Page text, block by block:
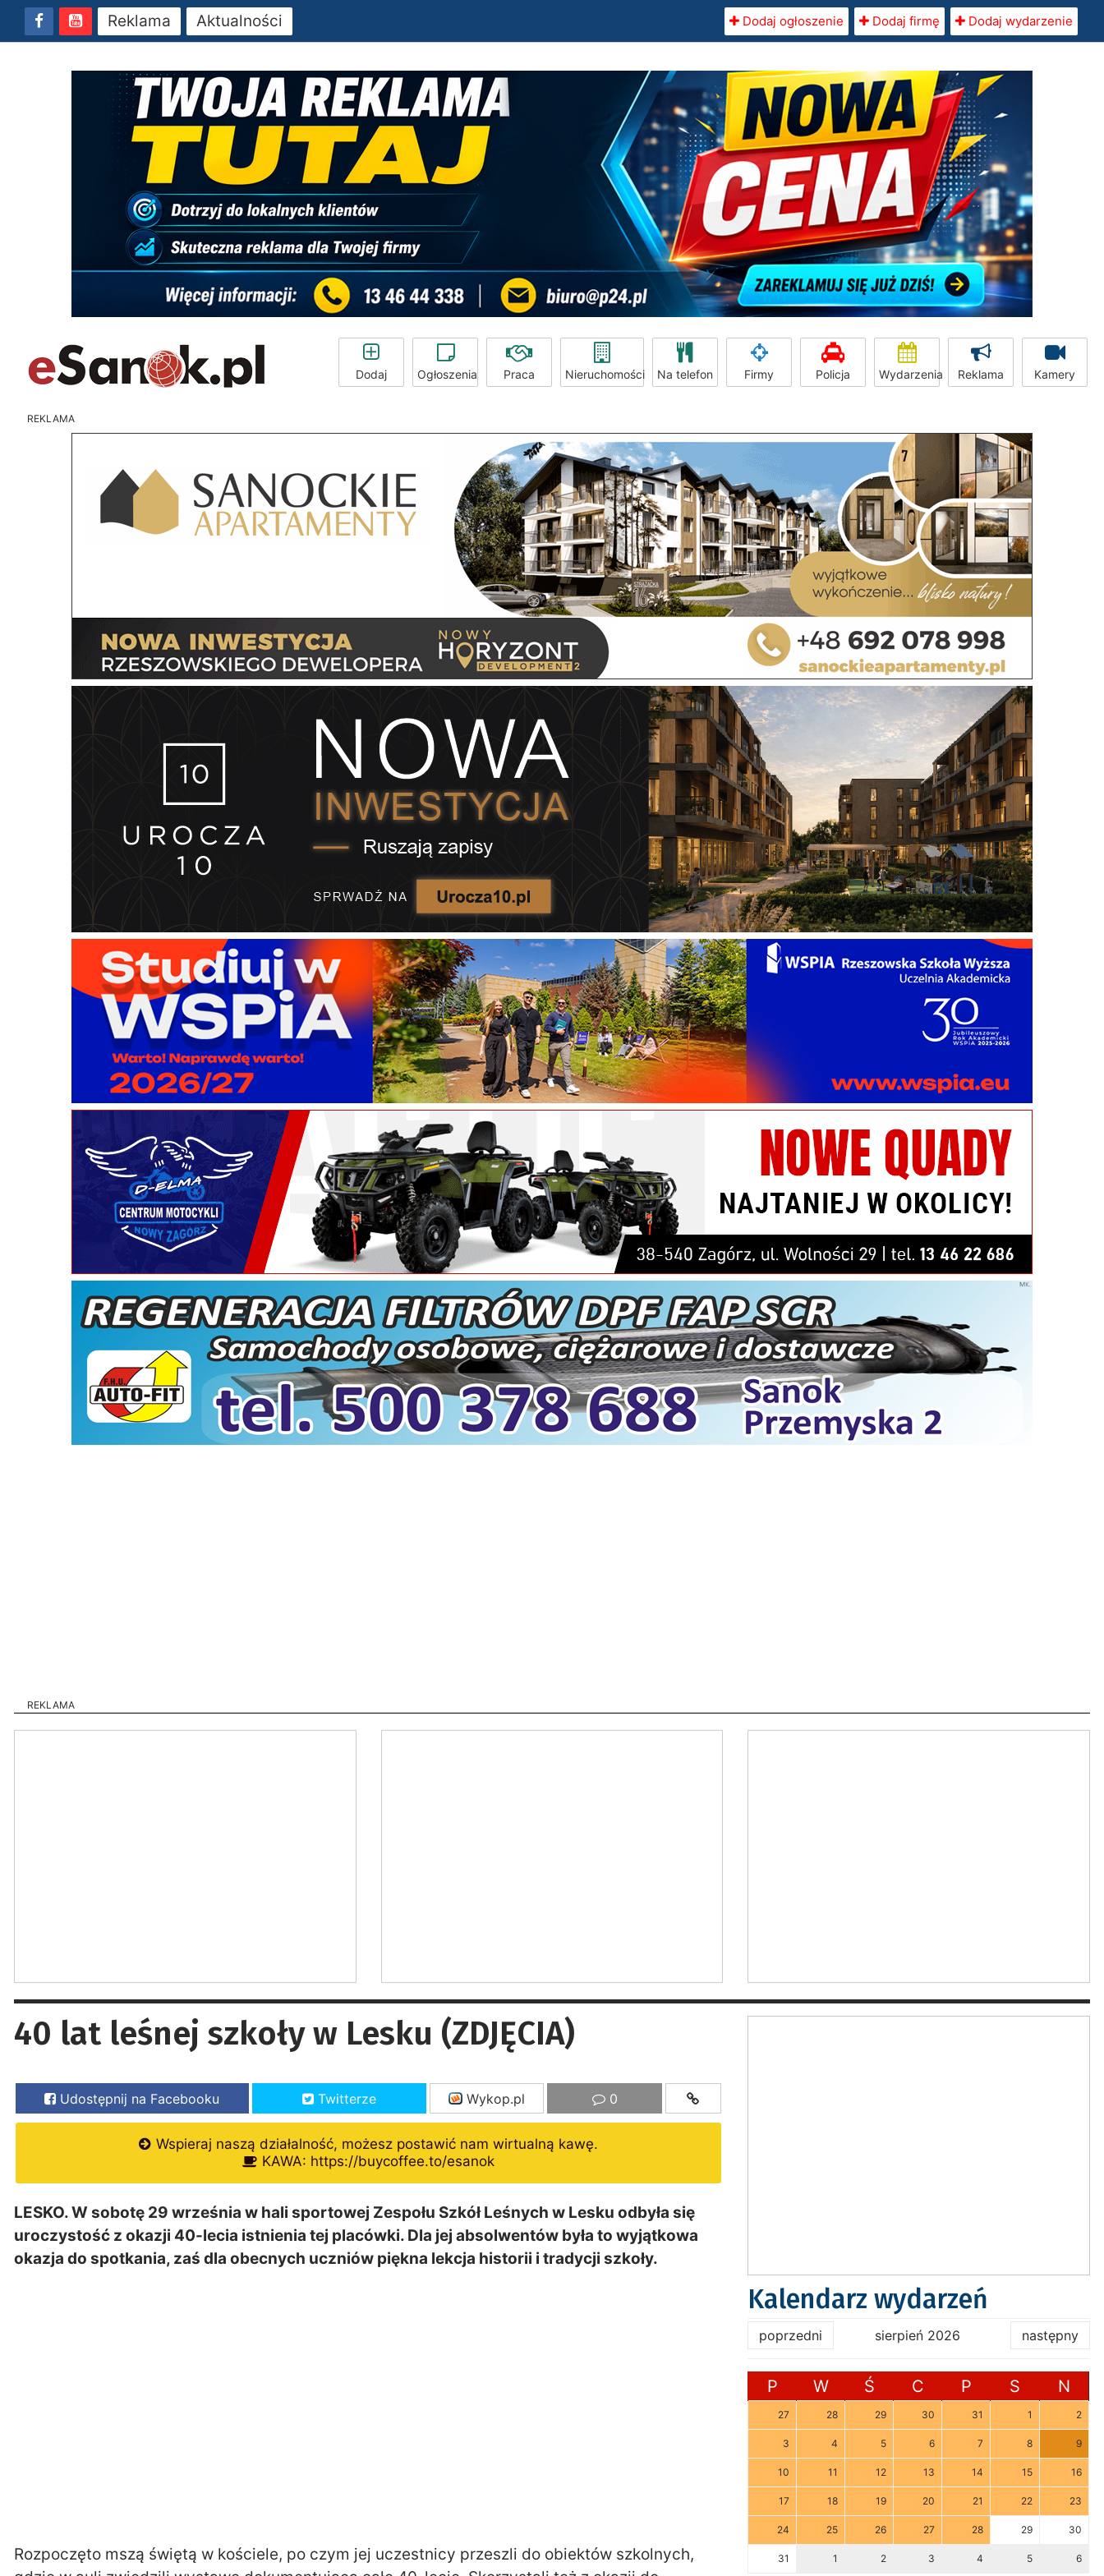
Reklama Aktualności Dodaj ogłoszenie Dodaj firmę Dodaj wydarzenie
Dodaj Ogłoszenia Praca Nieruchomości Na telefon Firmy Policja Wydarzenia Reklama Kamery
REKLAMA
REKLAMA
40 lat leśnej szkoły w Lesku (ZDJĘCIA)
Udostępnij na Facebooku Twitterze Wykop.pl 0
Wspieraj naszą działalność, możesz postawić nam wirtualną kawę.
KAWA: https://buycoffee.to/esanok
LESKO. W sobotę 29 września w hali sportowej Zespołu Szkół Leśnych w Lesku odbyła się
uroczystość z okazji 40-lecia istnienia tej placówki. Dla jej absolwentów była to wyjątkowa
okazja do spotkania, zaś dla obecnych uczniów piękna lekcja historii i tradycji szkoły.
Rozpoczęto mszą świętą w kościele, po czym jej uczestnicy przeszli do obiektów szkolnych,
Kalendarz wydarzeń
poprzedni sierpień 2026 następny
P W Ś C P S N
27 28 29 30 31 1 2
3 4 5 6 7 8 9
10 11 12 13 14 15 16
17 18 19 20 21 22 23
24 25 26 27 28 29 30
31 1 2 3 4 5 6